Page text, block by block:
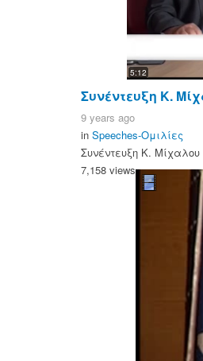
5:12
Συνέντευξη Κ.
9 years ago
in Speeches-Ομιλίες
Συνέντευξη Κ. Μίχαλου
7,158 views